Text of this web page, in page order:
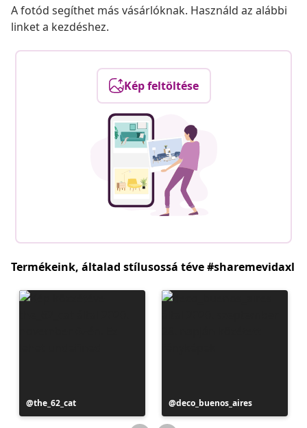
A fotód segíthet más vásárlóknak. Használd az alábbi
linket a kezdéshez.
Kép feltöltése
Termékeink, általad stílusossá téve #sharemevidaxl
Bejegyzés
közzétevője
the_62_cat
Bejegyzés
közzétevője
deco_buenos_aires